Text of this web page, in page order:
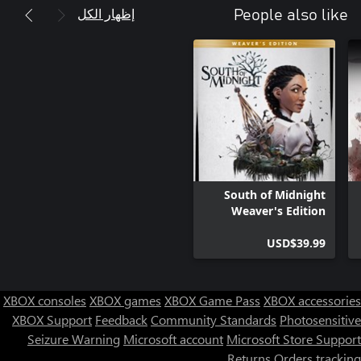
• فيديوهات "المشاهد المحذوفة" خلف الكواليس التي تتضمن ما يزيد
تطبق الشروط والقيود. راجع www.ea.com/legal لمزيد من التفاصيل.
People also like إظهار الكل
South of Midnight
Weaver's Edition
USD$39.99
XBOX consoles XBOX games XBOX Game Pass XBOX accessories
XBOX Support FeedbackCommunity Standards Photosensitive
Seizure Warning Microsoft account Microsoft Store Support